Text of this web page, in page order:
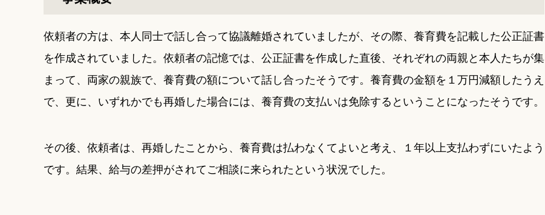
依頼者の方は、本人同士で話し合って協議離婚されていましたが、その際、養育費を記載した公正証書
を作成されていました。依頼者の記憶では、公正証書を作成した直後、それぞれの両親と本人たちが集
まって、両家の親族で、養育費の額について話し合ったそうです。養育費の金額を１万円減額したうえ
で、更に、いずれかでも再婚した場合には、養育費の支払いは免除するということになったそうです。
その後、依頼者は、再婚したことから、養育費は払わなくてよいと考え、１年以上支払わずにいたよう
です。結果、給与の差押がされてご相談に来られたという状況でした。